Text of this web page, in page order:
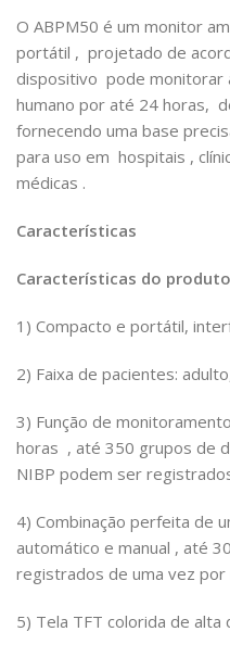
O ABPM50 é um monitor
portátil , projetado de
dispositivo podemonitorar
humano por até 24 horas,
fornecendo uma base
para uso em hospitais ,
médicas .
Características
Características do
1)Compacto e portátil,
2) Faixa de pacientes:
3) Função de
horas , até 350 grupos de
NIBP podem ser
4)Combinação perfeita de
automático e manual , até
registrados de uma vez por
5) Tela TFT colorida de